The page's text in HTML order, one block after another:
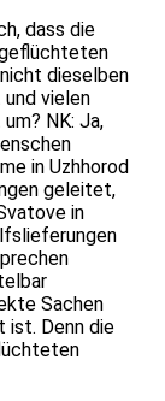
dass die
dieselben
vielen
NK: Ja,
in Uzhhorod
geleitet,
in
Sachen
ist. Denn die